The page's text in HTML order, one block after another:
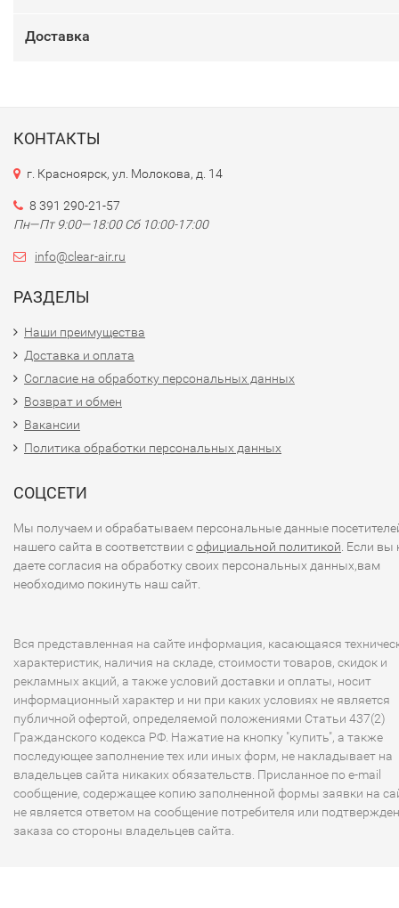
Доставка
КОНТАКТЫ
г. Красноярск, ул. Молокова, д. 14
8 391 290-21-57
Пн—Пт 9:00—18:00 Сб 10:00-17:00
info@clear-air.ru
РАЗДЕЛЫ
Наши преимущества
Доставка и оплата
Согласие на обработку персональных данных
Возврат и обмен
Вакансии
Политика обработки персональных данных
СОЦСЕТИ
Мы получаем и обрабатываем персональные данные
нашего сайта в соответствии софициальной политикой . Если вы
даете согласия на обработку своих персональных данных,вам
необходимо покинуть наш сайт.
Вся представленная на сайте информация, касающаяся
характеристик, наличия на складе, стоимости товаров, скидок и
рекламных акций, а также условий доставки и оплаты, носит
информационный характер и ни при каких условиях не является
публичной офертой, определяемой положениями Статьи 437(2)
Гражданского кодекса РФ. Нажатие на кнопку "купить", а также
последующее заполнение тех или иных форм, не накладывает на
владельцев сайта никаких обязательств. Присланное по e-mail
сообщение, содержащее копию заполненной формы заявки на
не является ответом на сообщение потребителя или
заказа со стороны владельцев сайта.